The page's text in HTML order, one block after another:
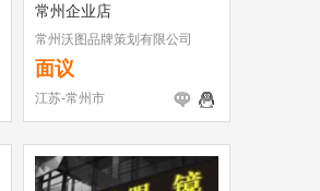
常州企业店
常州沃图品牌策划有限公司
面议
江苏-常州市